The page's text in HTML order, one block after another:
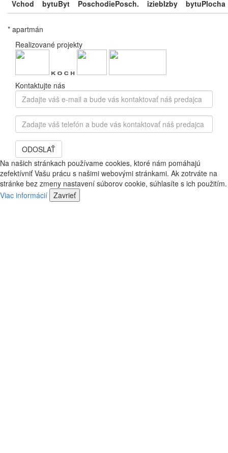
Vchod
bytuByt PoschodiePosch.
iziebIzby
bytuPlocha
* apartmán
Realizované projekty
Kontaktujte nás
Zadajte
váš
e-
mail
a
bude
vás
kontaktovať
náš
predajca
Zadajte
váš
telefón
bude
vás
kontaktovať
náš
ODOSLAŤ
Na našich stránkach používame cookies, ktoré nám pomáhajú
zefektívniť Vašu prácu s našimi webovými stránkami. Ak zotrváte na
stránke bez zmeny nastavení súborov cookie, súhlasíte s ich použitím.
Viac informácií Zavrieť